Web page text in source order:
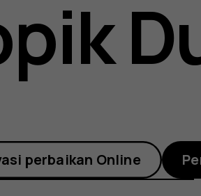
perbaikan Online